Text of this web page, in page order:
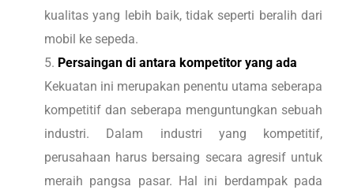
kualitas yang lebih baik, tidak seperti beralih dari
mobil ke sepeda.
Persaingan di antara kompetitor yang ada
Kekuatan ini merupakan penentu utama seberapa
kompetitif dan seberapa menguntungkan sebuah
industri. Dalam industri yang kompetitif,
perusahaan harus bersaing secara agresif untuk
meraih pangsa pasar. Hal ini berdampak pada